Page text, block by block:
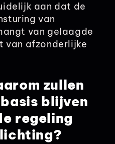
aan dat de
van
van gelaagde
van afzonderlijke
zullen
blijven
regeling